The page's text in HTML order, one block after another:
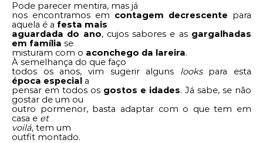
Pode parecer mentira, mas já
nos encontramos em contagem decrescente para
aquela é a festa mais
aguardada do ano, cujos sabores e asgargalhadas
em família se
misturam com o aconchego da lareira.
À semelhança do que faço
todos os anos, vim sugerir alguns lookspara esta
época especial a
pensar em todos os gostos e idades. Já sabe, se não
gostar de um ou
outro pormenor, basta adaptar com o que tem em
casa e et
voilá, tem um
outfit montado.